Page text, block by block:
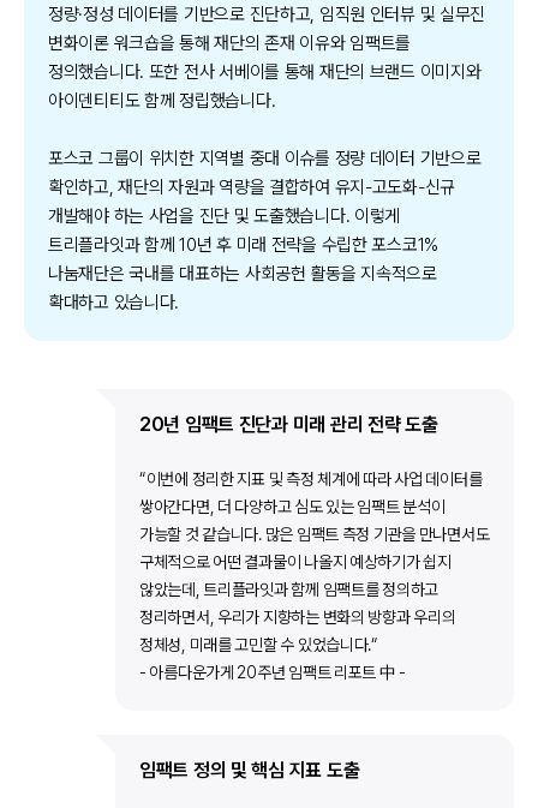
정량·정성 데이터를 기반으로 진단하고, 임직원 인터뷰 및 실무진
변화이론 워크숍을 통해 재단의 존재 이유와 임팩트를
정의했습니다. 또한 전사 서베이를 통해 재단의 브랜드 이미지와
아이덴티티도 함께 정립했습니다.
포스코 그룹이 위치한 지역별 중대 이슈를 정량 데이터 기반으로
확인하고, 재단의 자원과 역량을 결합하여 유지-고도화-신규
개발해야 하는 사업을 진단 및 도출했습니다. 이렇게
트리플라잇과 함께 10년 후 미래 전략을 수립한 포스코1%
나눔재단은 국내를 대표하는 사회공헌 활동을 지속적으로
확대하고 있습니다.
20년 임팩트 진단과 미래 관리 전략 도출
“이번에 정리한 지표 및 측정 체계에 따라 사업 데이터를
쌓아간다면, 더 다양하고 심도 있는 임팩트 분석이
가능할 것 같습니다. 많은 임팩트 측정 기관을 만나면서도
구체적으로 어떤 결과물이 나올지 예상하기가 쉽지
않았는데, 트리플라잇과 함께 임팩트를 정의하고
정리하면서, 우리가 지향하는 변화의 방향과 우리의
정체성, 미래를 고민할 수 있었습니다.“
- 아름다운가게 20주년 임팩트 리포트 中 -
임팩트 정의 및 핵심 지표 도출